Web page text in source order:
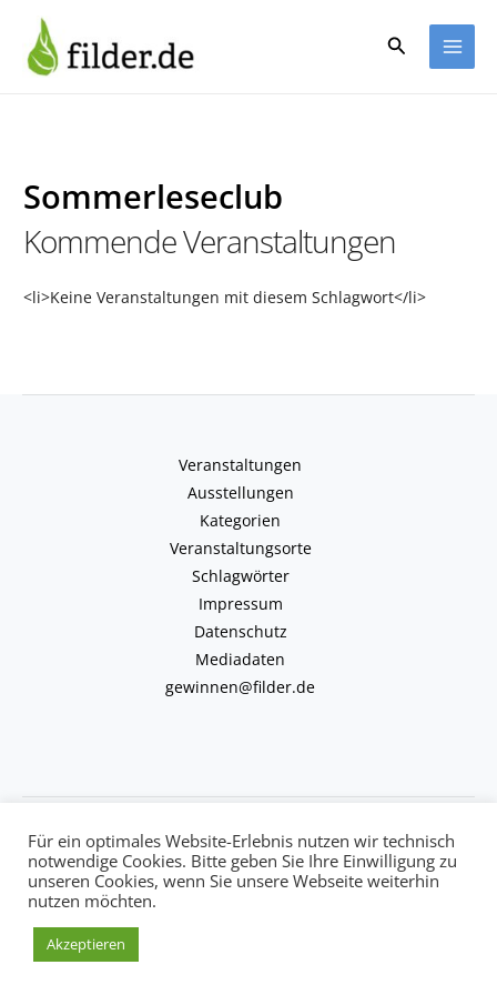
Inhalt
springen
Suchen
Sommerleseclub
Kommende Veranstaltungen
<li>Keine Veranstaltungen mit diesem Schlagwort</li>
Veranstaltungen
Ausstellungen
Kategorien
Veranstaltungsorte
Schlagwörter
Impressum
Datenschutz
Mediadaten
gewinnen@filder.de
Copyright © 2026 kulturkalender-filder.de | Powered by kulturkalender-
filder.de
Für ein optimales Website-Erlebnis nutzen wir technisch
notwendige Cookies. Bitte geben Sie Ihre Einwilligung zu
unseren Cookies, wenn Sie unsere Webseite weiterhin
nutzen möchten.
Akzeptieren